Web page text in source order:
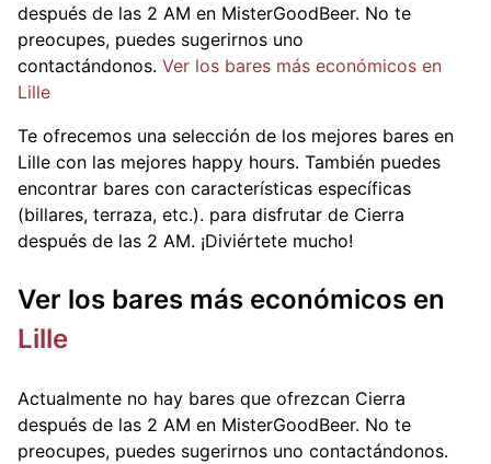
después de las 2 AM en MisterGoodBeer. No te
preocupes, puedes sugerirnos uno
contactándonos. Ver los bares más económicos en
Lille
Te ofrecemos una selección de los mejores bares en
Lille con las mejores happy hours. También puedes
encontrar bares con características específicas
(billares, terraza, etc.). para disfrutar de Cierra
después de las 2 AM. ¡Diviértete mucho!
Ver los bares más económicos en
Lille
Actualmente no hay bares que ofrezcan Cierra
después de las 2 AM en MisterGoodBeer. No te
preocupes, puedes sugerirnos uno contactándonos.